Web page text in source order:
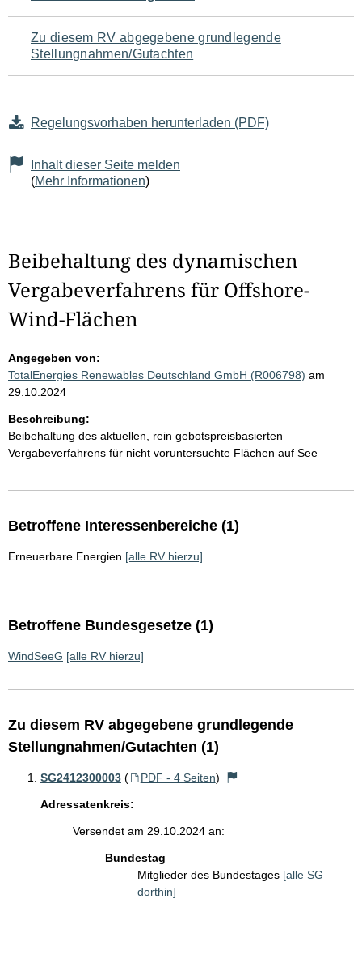
Zu diesem RV abgegebene grundlegende
Stellungnahmen/Gutachten
Regelungsvorhaben herunterladen (PDF)
Inhalt dieser Seite melden
(Mehr Informationen)
Beibehaltung des dynamischen
Vergabeverfahrens für Offshore-
Wind-Flächen
Angegeben von:
TotalEnergies Renewables Deutschland GmbH (R006798) am
29.10.2024
Beschreibung:
Beibehaltung des aktuellen, rein gebotspreisbasierten
Vergabeverfahrens für nicht voruntersuchte Flächen auf See
Betroffene Interessenbereiche (1)
Erneuerbare Energien [alle RV hierzu]
Betroffene Bundesgesetze (1)
WindSeeG [alle RV hierzu]
Zu diesem RV abgegebene grundlegende
Stellungnahmen/Gutachten (1)
SG2412300003 ( PDF - 4 Seiten)
Adressatenkreis:
Versendet am 29.10.2024 an:
Bundestag
Mitglieder des Bundestages [alle SG
dorthin]